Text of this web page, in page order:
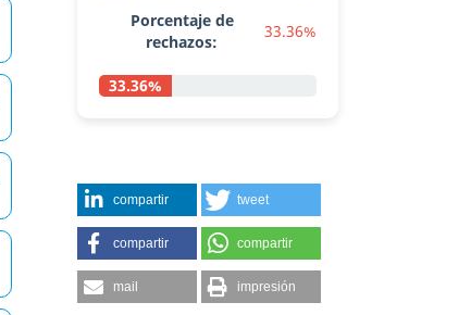
Porcentaje de
rechazos:
33.36%
33.36%
compartir tweet
compartir compartir
mail impresión